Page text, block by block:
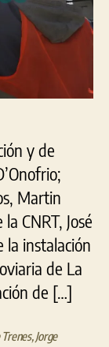
y de
Martin
CNRT, José
la instalación
de La
de […]
,Jorge